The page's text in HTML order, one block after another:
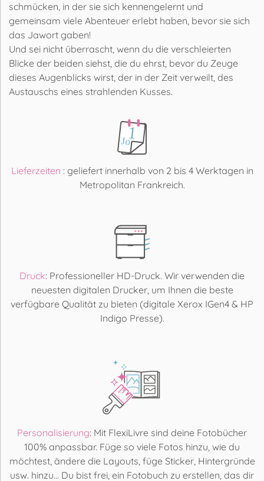
schmücken, in der sie sich kennengelernt und
gemeinsam viele Abenteuer erlebt haben, bevor sie sich
das Jawort gaben!
Und sei nicht überrascht, wenn du die verschleierten
Blicke der beiden siehst, die du ehrst, bevor du Zeuge
dieses Augenblicks wirst, der in der Zeit verweilt, des
Austauschs eines strahlenden Kusses.
Lieferzeiten : geliefert innerhalb von 2 bis 4 Werktagen in
Metropolitan Frankreich.
Druck: Professioneller HD-Druck. Wir verwenden die
neuesten digitalen Drucker, um Ihnen die beste
verfügbare Qualität zu bieten (digitale Xerox IGen4 & HP
Indigo Presse).
Personalisierung: Mit FlexiLivre sind deine Fotobücher
100% anpassbar. Füge so viele Fotos hinzu, wie du
möchtest, ändere die Layouts, füge Sticker, Hintergründe
usw. hinzu... Du bist frei, ein Fotobuch zu erstellen, das dir